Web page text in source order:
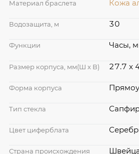
Материал браслета Кожа
Водозащита, м 30
Функции Часы,
Размер корпуса, мм(Ш х В) 27.7 x
Форма корпуса
Тип стекла
Цвет циферблата
Страна происхождения